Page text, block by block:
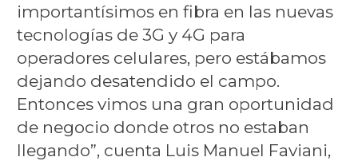
importantísimos en fibra en las nuevas
tecnologías de 3G y 4G para
operadores celulares, pero estábamos
dejando desatendido el campo.
Entonces vimos una gran oportunidad
de negocio donde otros no estaban
llegando”, cuenta Luis Manuel Faviani,